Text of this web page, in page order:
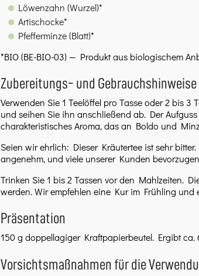
Löwenzahn (Wurzel)*
Artischocke*
Pfefferminze (Blatt)*
*BIO (BE-BIO-03) — Produkt aus biologischem
Zubereitungs- und Gebrauchshinweise
Verwenden Sie 1 Teelöffel pro Tasse oder 2 bis
und seihen Sie ihn anschließend ab. Der
charakteristisches Aroma, das an Boldo und
Seien wir ehrlich: Dieser Kräutertee ist sehr
angenehm, und viele unserer Kunden
Trinken Sie 1 bis 2 Tassen vor den Mahlzeiten.
werden. Wir empfehlen eine Kur im Frühling
Präsentation
150 g doppellagiger Kraftpapierbeutel. Ergibt ca.
Vorsichtsmaßnahmen für die